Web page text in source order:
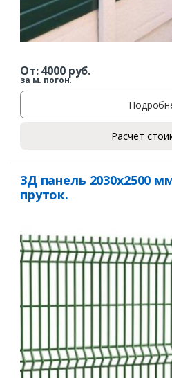
От:4000руб.
за м. погон.
Расчет
3Д панель 2030х2500
пруток.